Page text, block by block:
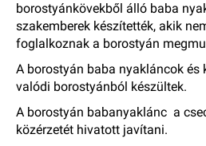
borostyánkövekből álló baba
szakemberek készítették, akik
foglalkoznak a borostyán
A borostyán baba nyakláncok és
valódi borostyánból készültek.
A borostyán babanyaklánc a
közérzetét hivatott javítani.